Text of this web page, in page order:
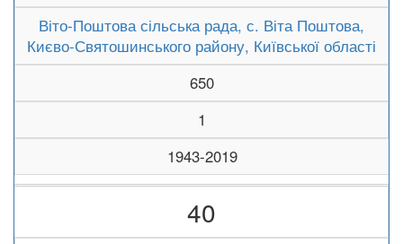
Віто-Поштова сільська рада, с. Віта Поштова,
Києво-Святошинського району, Київської області
650
1
1943-2019
40